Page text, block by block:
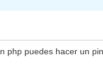
puedes hacer un